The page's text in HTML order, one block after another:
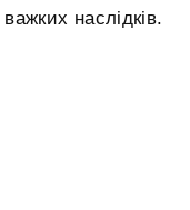
наслідків.